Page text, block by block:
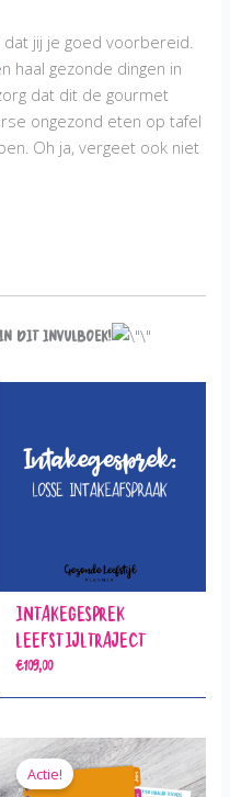
jij je goed voorbereid.
haal gezonde dingen in
dat dit de gourmet
ongezond eten op tafel
Oh ja, vergeet ook niet
dit invulboek!
Intakegesprek
Leefstijltraject
€109,00
Actie!